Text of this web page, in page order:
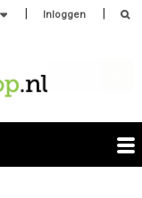
Inloggen